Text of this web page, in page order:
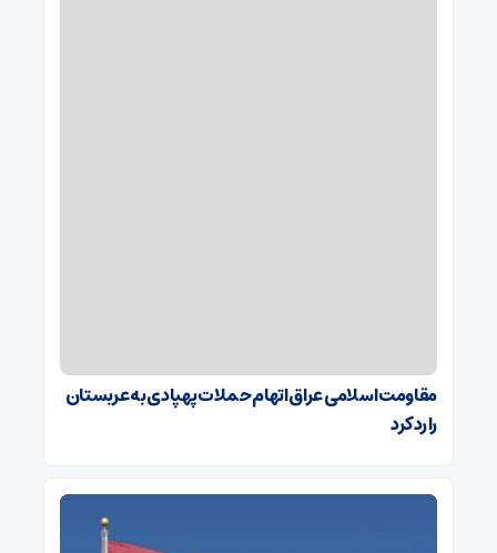
مقاومت اسلامی عراق اتهام حملات پهپادی به عربستان
را رد کرد